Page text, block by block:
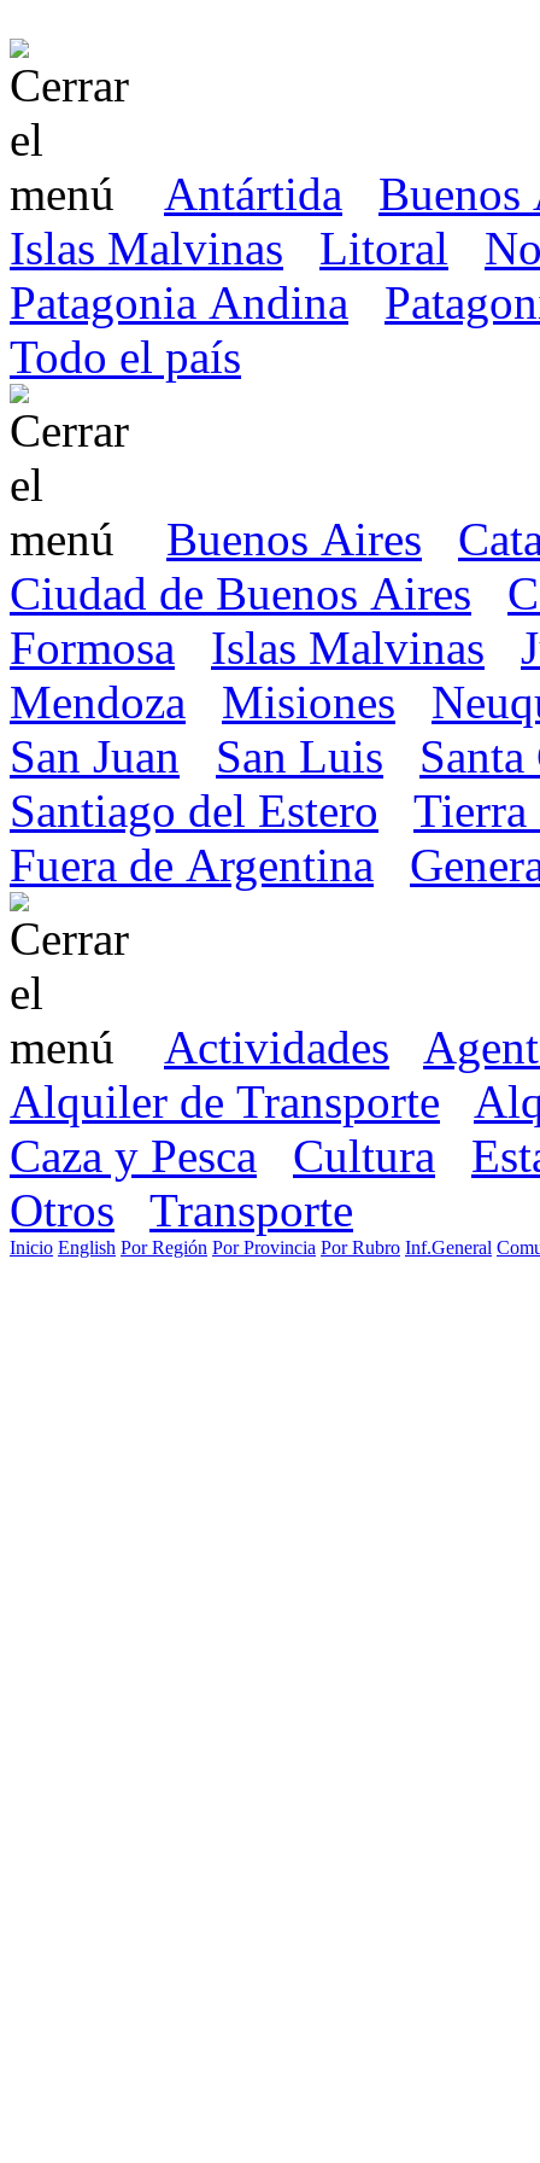
Antártida
Buenos
Islas Malvinas
Litoral
Patagonia Andina
Todo el país
Buenos Aires
Ciudad de Buenos Aires
Formosa
Islas Malvinas
Mendoza
Misiones
San Juan
San Luis
Santiago del Estero
Tierra
Fuera de Argentina
Actividades
Alquiler de Transporte
Caza y Pesca
Cultura
Otros
Transporte
Inicio English Por Región Por Provincia Por Rubro Inf.General